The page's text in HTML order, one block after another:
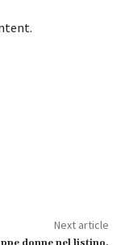
Next article